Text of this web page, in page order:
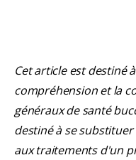
Cet article est destiné
compréhension et la
généraux de santé
destiné à se
aux traitements d'un